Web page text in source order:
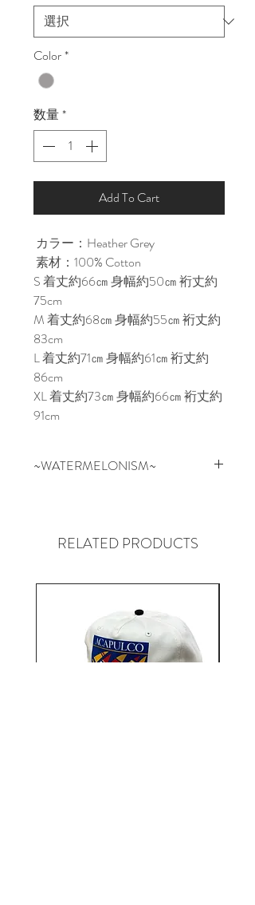
Color*
数量*
Add To Cart
カラー：Heather Grey
素材：100% Cotton
S 着丈約66㎝ 身幅約50㎝ 裄丈約
75cm
M 着丈約68㎝ 身幅約55㎝ 裄丈約
83cm
L 着丈約71㎝ 身幅約61㎝ 裄丈約
86cm
XL 着丈約73㎝ 身幅約66㎝ 裄丈約
91cm
~WATERMELONISM~
康的にリフレッシュできるもの。
スケートボードを通して文化、
り取り入れたりし展開してい
る”WATERMELONISM”
RELATED PRODUCTS